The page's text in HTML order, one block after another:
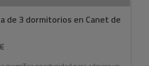
de 3 dormitorios en Canet de